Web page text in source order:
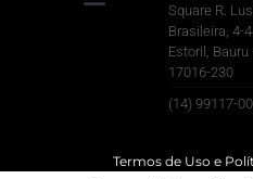
Square R.
Brasileira, 4-
Estoril, Bauru
17016-230
(14) 99117-
Termos de Uso e